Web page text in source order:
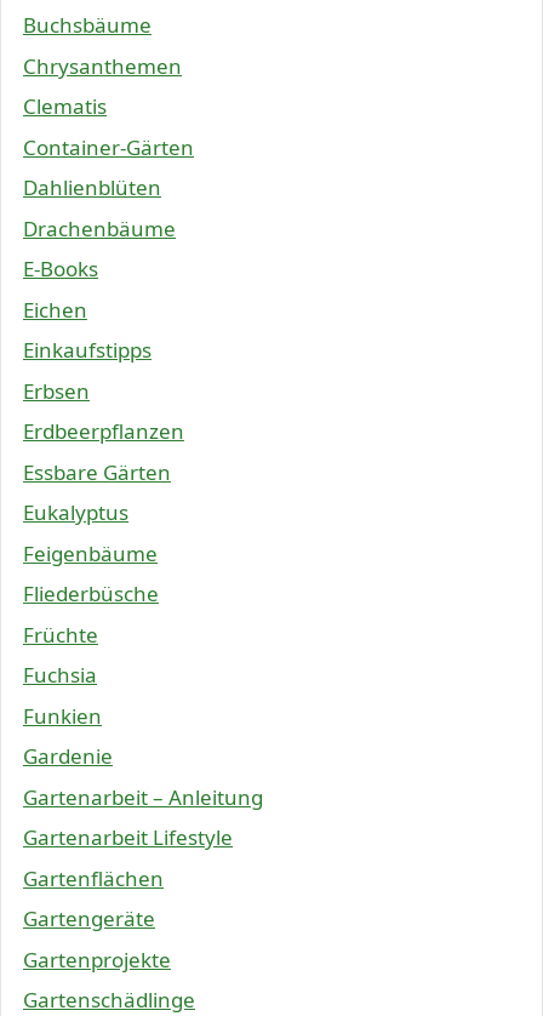
Buchsbäume
Chrysanthemen
Clematis
Container-Gärten
Dahlienblüten
Drachenbäume
E-Books
Eichen
Einkaufstipps
Erbsen
Erdbeerpflanzen
Essbare Gärten
Eukalyptus
Feigenbäume
Fliederbüsche
Früchte
Fuchsia
Funkien
Gardenie
Gartenarbeit – Anleitung
Gartenarbeit Lifestyle
Gartenflächen
Gartengeräte
Gartenprojekte
Gartenschädlinge